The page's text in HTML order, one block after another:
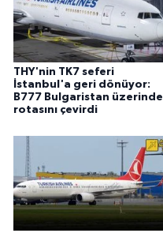
THY'nin TK7 seferi
İstanbul'a geri dönüyor:
B777 Bulgaristan üzerinde
rotasını çevirdi